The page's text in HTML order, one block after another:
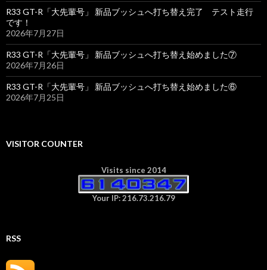
R33 GT-R「大先輩号」 新品ブッシュへ打ち替え完了 テスト走行
です！
2026年7月27日
R33 GT-R「大先輩号」 新品ブッシュへ打ち替え始めました⑦
2026年7月26日
R33 GT-R「大先輩号」 新品ブッシュへ打ち替え始めました⑥
2026年7月25日
VISITOR COUNTER
Visits since 2014
Your IP: 216.73.216.79
RSS